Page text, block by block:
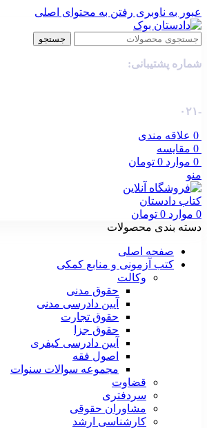
عبور به ناوبری رفتن به محتوای اصلی
جستجو
شماره پشتیبانی:
-۰۲۱
0 علاقه مندی
0 مقایسه
0 موارد 0 تومان
منو
0 موارد 0 تومان
دسته بندی محصولات
صفحه اصلی
کتب آزمونی و منابع کمکی
وکالت
حقوق مدنی
آیین دادرسی مدنی
حقوق تجارت
حقوق جزا
آیین دادرسی کیفری
اصول فقه
مجموعه سوالات سنوات
قضاوت
سردفتری
مشاوران حقوقی
کارشناسی ارشد